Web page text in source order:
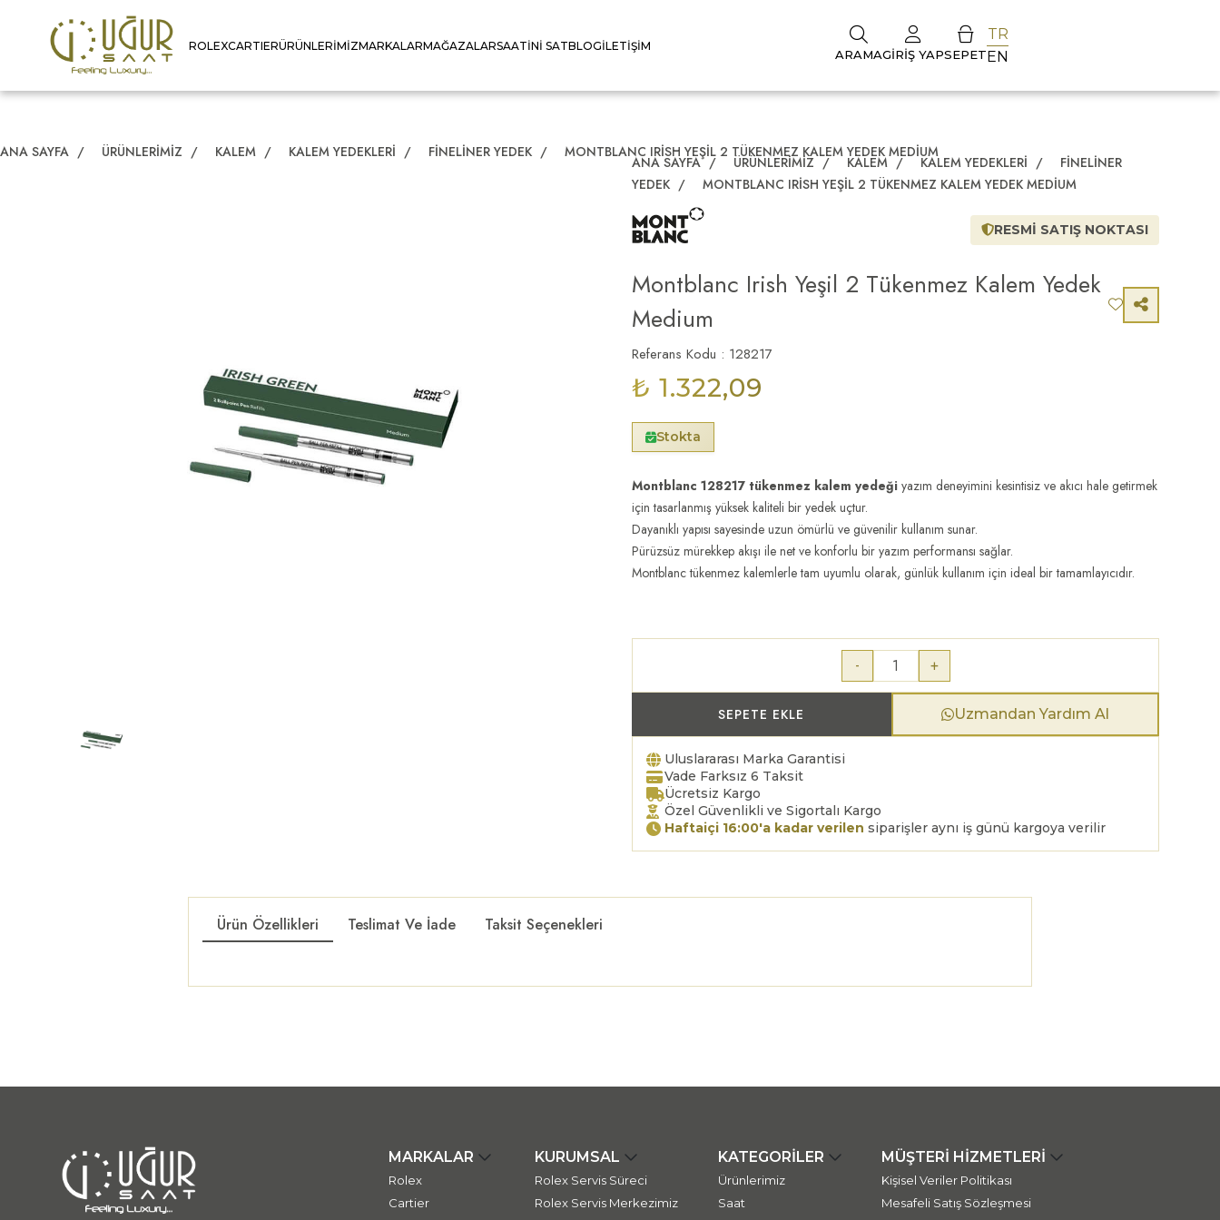
ROLEXCARTIERÜRÜNLERIMIZMARKALARMAĞAZALARSAATINI SATBLOGİLETIŞIM
ARAMAGIRIŞ YAPSEPET
TR
EN
ANA SAYFA / ÜRÜNLERIMIZ / KALEM / KALEM YEDEKLERI / FINELINER YEDEK / MONTBLANC IRISH YEŞIL 2 TÜKENMEZ KALEM YEDEK MEDIUM
ANA SAYFA / ÜRÜNLERIMIZ / KALEM / KALEM YEDEKLERI /
FINELINER
YEDEK / MONTBLANC IRISH YEŞIL 2 TÜKENMEZ KALEM YEDEK MEDIUM
RESMİ SATIŞ NOKTASI
Montblanc Irish Yeşil 2 Tükenmez Kalem Yedek
Medium
Referans Kodu : 128217
₺ 1.322,09
Stokta
Montblanc 128217 tükenmez kalem yedeği yazım deneyimini kesintisiz ve akıcı hale getirmek
için tasarlanmış yüksek kaliteli bir yedek uçtur.
Dayanıklı yapısı sayesinde uzun ömürlü ve güvenilir kullanım sunar.
Pürüzsüz mürekkep akışı ile net ve konforlu bir yazım performansı sağlar.
Montblanc tükenmez kalemlerle tam uyumlu olarak, günlük kullanım için ideal bir tamamlayıcıdır.
- +
SEPETE EKLE Uzmandan Yardım Al
Uluslararası Marka Garantisi
Vade Farksız 6 Taksit
Ücretsiz Kargo
Özel Güvenlikli ve Sigortalı Kargo
Haftaiçi 16:00'a kadar verilen siparişler aynı iş günü kargoya verilir
Ürün Özellikleri Teslimat Ve İade Taksit Seçenekleri
MARKALAR
Rolex
Cartier
KURUMSAL
Rolex Servis Süreci
Rolex Servis Merkezimiz
KATEGORİLER
Ürünlerimiz
Saat
MÜŞTERİ HİZMETLERİ
Kişisel Veriler Politikası
Mesafeli Satış Sözleşmesi